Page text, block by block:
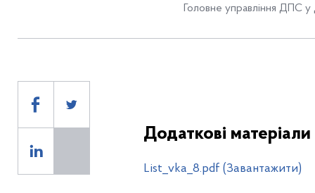
Головне управління ДПС у
Додаткові матеріали
List_vka_8.pdf (Завантажити)